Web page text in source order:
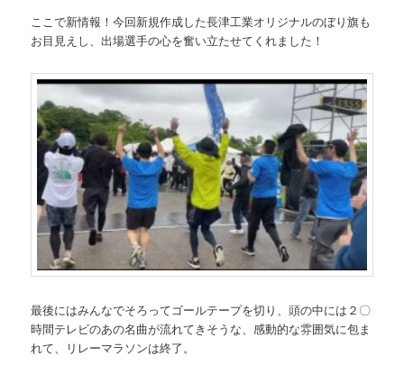
ここで新情報！今回新規作成した長津工業オリジナルのぼり旗も
お目見えし、出場選手の心を奮い立たせてくれました！
最後にはみんなでそろってゴールテープを切り、頭の中には２〇
時間テレビのあの名曲が流れてきそうな、感動的な雰囲気に包ま
れて、リレーマラソンは終了。